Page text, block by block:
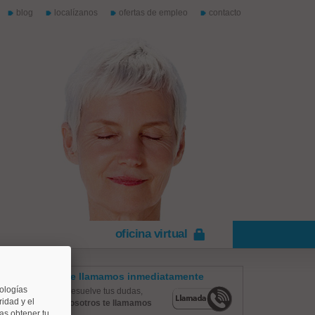
blog localízanos ofertas de empleo contacto
oficina virtual
Te llamamos inmediatamente
Resuelve tus dudas,
nosotros te llamamos
y el